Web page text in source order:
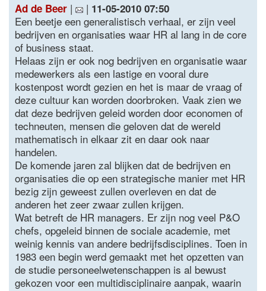
Ad de Beer | | 11-05-2010 07:50
Een beetje een generalistisch verhaal, er zijn veel
bedrijven en organisaties waar HR al lang in de core
of business staat.
Helaas zijn er ook nog bedrijven en organisatie waar
medewerkers als een lastige en vooral dure
kostenpost wordt gezien en het is maar de vraag of
deze cultuur kan worden doorbroken. Vaak zien we
dat deze bedrijven geleid worden door economen of
techneuten, mensen die geloven dat de wereld
mathematisch in elkaar zit en daar ook naar
handelen.
De komende jaren zal blijken dat de bedrijven en
organisaties die op een strategische manier met HR
bezig zijn geweest zullen overleven en dat de
anderen het zeer zwaar zullen krijgen.
Wat betreft de HR managers. Er zijn nog veel P&O
chefs, opgeleid binnen de sociale academie, met
weinig kennis van andere bedrijfsdisciplines. Toen in
1983 een begin werd gemaakt met het opzetten van
de studie personeelwetenschappen is al bewust
gekozen voor een multidisciplinaire aanpak, waarin